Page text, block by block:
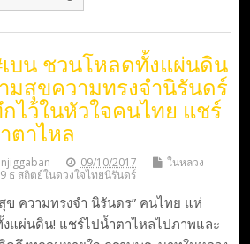
เบน ชวนโหลดทั้งแผ่นดิน
มสุขความทรงจำนิรันดร์
ไว้ในหัวใจคนไทย แชร์
ตาไหล
09/10/2017
ในหลวง
ธ สถิตย์ในดวงใจไทยนิรันดร์
ข ความทรงจำ นิรันดร” คนไทย แห่
แผ่นดิน! แชร์ไปน้ำตาไหลไปภาพและ